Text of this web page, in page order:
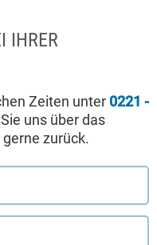
IHRER
Zeiten unter 0221 -
uns über das
zurück.